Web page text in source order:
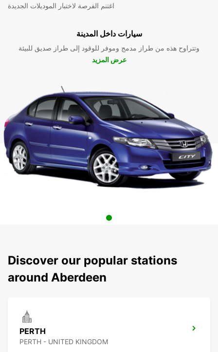
اغتنم الفرصة لاختبار الموديلات الجديدة
سيارات داخل المدينة
وتتراوح هذه من طراز مدمج وموفر للوقود إلى طراز صديق للبيئة
عرض المزيد
Discover our popular stations
around Aberdeen
PERTH
PERTH - UNITED KINGDOM